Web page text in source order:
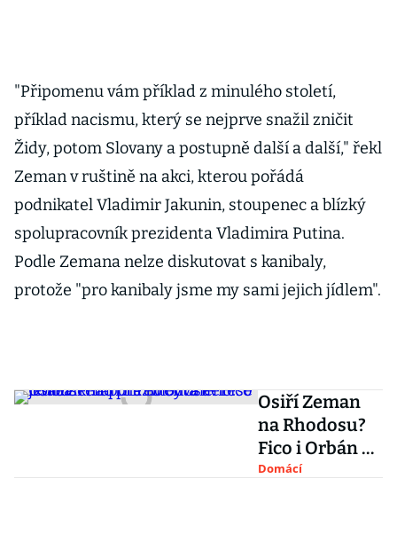
"Připomenu vám příklad z minulého století,
příklad nacismu, který se nejprve snažil zničit
Židy, potom Slovany a postupně další a další," řekl
Zeman v ruštině na akci, kterou pořádá
podnikatel Vladimir Jakunin, stoupenec a blízký
spolupracovník prezidenta Vladimira Putina.
Podle Zemana nelze diskutovat s kanibaly,
protože "pro kanibaly jsme my sami jejich jídlem".
Osiří Zeman
na Rhodosu?
Fico i Orbán na
pohřeb
Domácí